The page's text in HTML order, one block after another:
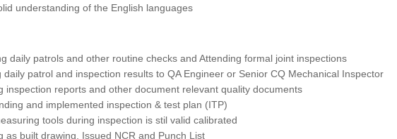
understanding of the English languages
daily patrols and other routine checks and Attending formal joint inspections
daily patrol and inspection results to QA Engineer or Senior CQ Mechanical Inspector
inspection reports and other document relevant quality documents
and implemented inspection & test plan (ITP)
tools during inspection is stil valid calibrated
as built drawing, Issued NCR and Punch List